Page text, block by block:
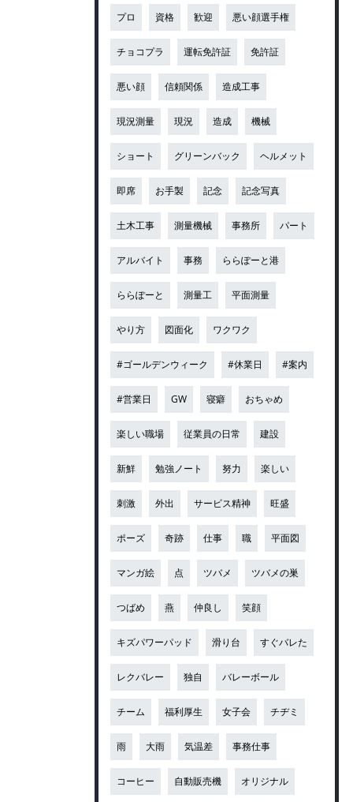
プロ 資格 歓迎 悪い顔選手権
チョコプラ 運転免許証 免許証
悪い顔 信頼関係 造成工事
現況測量 現況 造成 機械
ショート グリーンバック ヘルメット
即席 お手製 記念 記念写真
土木工事 測量機械 事務所 パート
アルバイト 事務 ららぽーと港
ららぽーと 測量工 平面測量
やり方 図面化 ワクワク
#ゴールデンウィーク #休業日 #案内
#営業日 GW 寝癖 おちゃめ
楽しい職場 従業員の日常 建設
新鮮 勉強ノート 努力 楽しい
刺激 外出 サービス精神 旺盛
ポーズ 奇跡 仕事 職 平面図
マンガ絵 点 ツバメ ツバメの巣
つばめ 燕 仲良し 笑顔
キズパワーパッド 滑り台 すぐバレた
レクバレー 独自 バレーボール
チーム 福利厚生 女子会 チヂミ
雨 大雨 気温差 事務仕事
コーヒー 自動販売機 オリジナル